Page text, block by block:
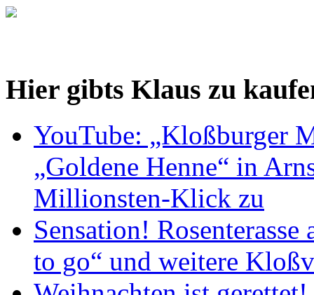
Hier gibts Klaus zu
YouTube: „Kloßburger
„Goldene Henne“ in
Millionsten-Klick zu
Sensation!
to go“ und weitere